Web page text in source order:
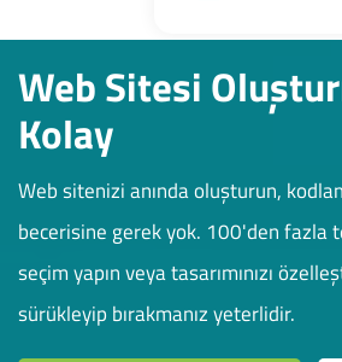
Web Sitesi
Kolay
Web sitenizi anında oluşturun,
becerisine gerek yok. 100'den fazla
seçim yapın veya tasarımınızı
sürükleyip bırakmanız yeterlidir.